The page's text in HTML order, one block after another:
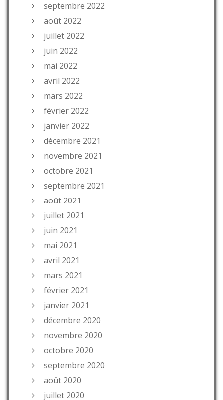
septembre 2022
août 2022
juillet 2022
juin 2022
mai 2022
avril 2022
mars 2022
février 2022
janvier 2022
décembre 2021
novembre 2021
octobre 2021
septembre 2021
août 2021
juillet 2021
juin 2021
mai 2021
avril 2021
mars 2021
février 2021
janvier 2021
décembre 2020
novembre 2020
octobre 2020
septembre 2020
août 2020
juillet 2020